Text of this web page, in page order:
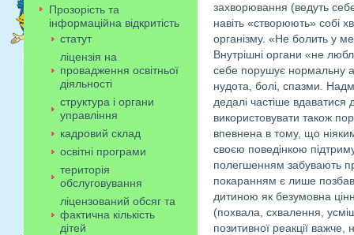
захворювання (ведуть
навіть «створюють» собі
організму. «Не болить у
Внутрішні органи «не
себе порушує нормальну
нудота, болі, спазми.
дедалі частіше
використовувати також
впевнена в тому, що
своєю поведінкою
полегшенням забувають
покаранням є лише
дитиною як безумовна
(похвала, схвалення,
позитивної реакції
Прозорість та
інформаційна відкритість
статут
ліцензія на
провадження освітньої
діяльності
структура і органи
управління
кадровий склад
освітні програми
територія
обслуговування
ліцензований обсяг та
фактична кількість
дітей